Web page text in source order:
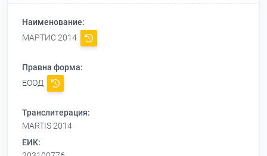
Наименование:
МАРТИС 2014
Правна форма:
ЕООД
Транслитерация:
MARTIS 2014
ЕИК: